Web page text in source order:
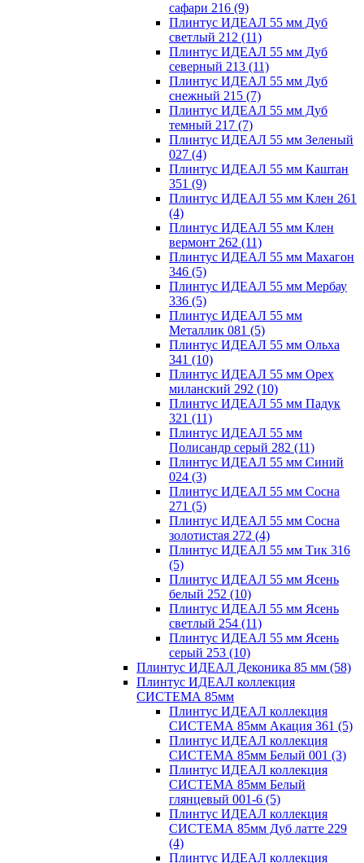
сафари 216 (9)
Плинтус ИДЕАЛ 55 мм Дуб
светлый 212 (11)
Плинтус ИДЕАЛ 55 мм Дуб
северный 213 (11)
Плинтус ИДЕАЛ 55 мм Дуб
снежный 215 (7)
Плинтус ИДЕАЛ 55 мм Дуб
темный 217 (7)
Плинтус ИДЕАЛ 55 мм Зеленый
027 (4)
Плинтус ИДЕАЛ 55 мм Каштан
351 (9)
Плинтус ИДЕАЛ 55 мм Клен 261
(4)
Плинтус ИДЕАЛ 55 мм Клен
вермонт 262 (11)
Плинтус ИДЕАЛ 55 мм Махагон
346 (5)
Плинтус ИДЕАЛ 55 мм Мербау
336 (5)
Плинтус ИДЕАЛ 55 мм
Металлик 081 (5)
Плинтус ИДЕАЛ 55 мм Ольха
341 (10)
Плинтус ИДЕАЛ 55 мм Орех
миланский 292 (10)
Плинтус ИДЕАЛ 55 мм Падук
321 (11)
Плинтус ИДЕАЛ 55 мм
Полисандр серый 282 (11)
Плинтус ИДЕАЛ 55 мм Синий
024 (3)
Плинтус ИДЕАЛ 55 мм Сосна
271 (5)
Плинтус ИДЕАЛ 55 мм Сосна
золотистая 272 (4)
Плинтус ИДЕАЛ 55 мм Тик 316
(5)
Плинтус ИДЕАЛ 55 мм Ясень
белый 252 (10)
Плинтус ИДЕАЛ 55 мм Ясень
светлый 254 (11)
Плинтус ИДЕАЛ 55 мм Ясень
серый 253 (10)
Плинтус ИДЕАЛ Деконика 85 мм (58)
Плинтус ИДЕАЛ коллекция
СИСТЕМА 85мм
Плинтус ИДЕАЛ коллекция
СИСТЕМА 85мм Акация 361 (5)
Плинтус ИДЕАЛ коллекция
СИСТЕМА 85мм Белый 001 (3)
Плинтус ИДЕАЛ коллекция
СИСТЕМА 85мм Белый
глянцевый 001-6 (5)
Плинтус ИДЕАЛ коллекция
СИСТЕМА 85мм Дуб латте 229
(4)
Плинтус ИДЕАЛ коллекция